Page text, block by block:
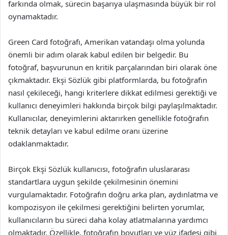
farkında olmak, sürecin başarıya ulaşmasında büyük bir rol
oynamaktadır.
Green Card fotoğrafı, Amerikan vatandaşı olma yolunda
önemli bir adım olarak kabul edilen bir belgedir. Bu
fotoğraf, başvurunun en kritik parçalarından biri olarak öne
çıkmaktadır. Ekşi Sözlük gibi platformlarda, bu fotoğrafın
nasıl çekileceği, hangi kriterlere dikkat edilmesi gerektiği ve
kullanıcı deneyimleri hakkında birçok bilgi paylaşılmaktadır.
Kullanıcılar, deneyimlerini aktarırken genellikle fotoğrafın
teknik detayları ve kabul edilme oranı üzerine
odaklanmaktadır.
Birçok Ekşi Sözlük kullanıcısı, fotoğrafın uluslararası
standartlara uygun şekilde çekilmesinin önemini
vurgulamaktadır. Fotoğrafın doğru arka plan, aydınlatma ve
kompozisyon ile çekilmesi gerektiğini belirten yorumlar,
kullanıcıların bu süreci daha kolay atlatmalarına yardımcı
olmaktadır. Özellikle, fotoğrafın boyutları ve yüz ifadesi gibi